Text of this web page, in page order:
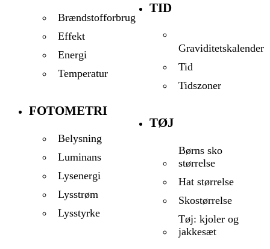
Brændstofforbrug
Effekt
Energi
Temperatur
FOTOMETRI
Belysning
Luminans
Lysenergi
Lysstrøm
Lysstyrke
TID
Graviditetskalender
Tid
Tidszoner
TØJ
Børns sko
størrelse
Hat størrelse
Skostørrelse
Tøj: kjoler og
jakkesæt